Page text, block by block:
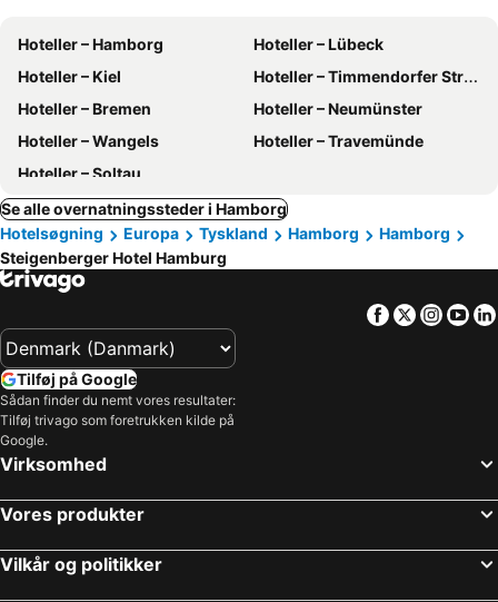
Hoteller – Hamborg
Hoteller – Lübeck
Hoteller – Kiel
Hoteller – Timmendorfer Strand
Hoteller – Bremen
Hoteller – Neumünster
Hoteller – Wangels
Hoteller – Travemünde
Hoteller – Soltau
Se alle overnatningssteder i Hamborg
Hotelsøgning
Europa Tyskland Hamborg
Hamborg
Steigenberger Hotel Hamburg
Facebook
Twitter
Tilføj på Google
Sådan finder du nemt vores resultater:
Tilføj trivago som foretrukken kilde på
Google.
Virksomhed
Vores produkter
Vilkår og politikker